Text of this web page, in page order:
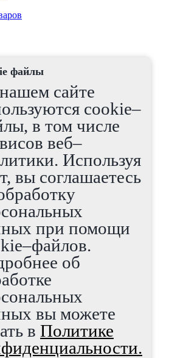
10х2000х6000
10х2000х6000
файлы
сайте
cookie–
в том числе
веб–
Используя
вы соглашаетесь
при помощи
об
вы можете
в Политике